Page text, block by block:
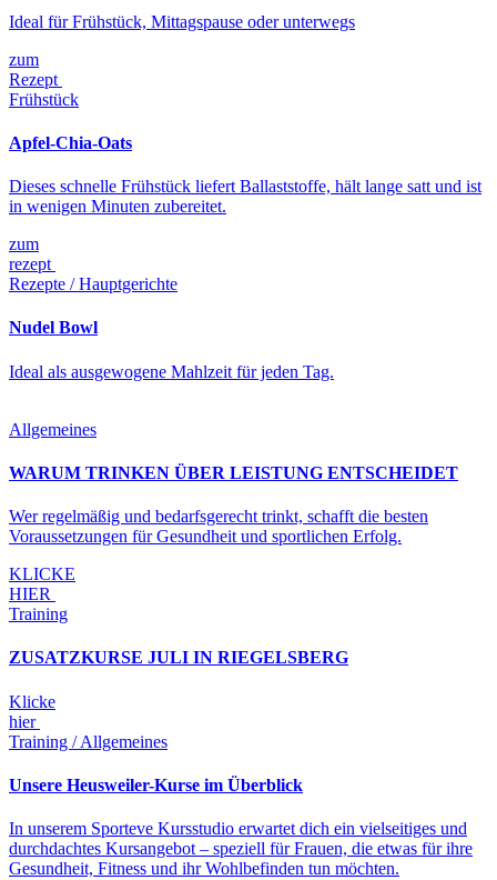
Ideal für Frühstück, Mittagspause oder unterwegs
zum
Rezept
Frühstück
Apfel-Chia-Oats
Dieses schnelle Frühstück liefert Ballaststoffe, hält lange satt und ist
in wenigen Minuten zubereitet.
zum
rezept
Rezepte / Hauptgerichte
Nudel Bowl
Ideal als ausgewogene Mahlzeit für jeden Tag.
Allgemeines
WARUM TRINKEN ÜBER LEISTUNG ENTSCHEIDET
Wer regelmäßig und bedarfsgerecht trinkt, schafft die besten
Voraussetzungen für Gesundheit und sportlichen Erfolg.
KLICKE
HIER
Training
ZUSATZKURSE JULI IN RIEGELSBERG
Klicke
hier
Training / Allgemeines
Unsere Heusweiler-Kurse im Überblick
In unserem Sporteve Kursstudio erwartet dich ein vielseitiges und
durchdachtes Kursangebot – speziell für Frauen, die etwas für ihre
Gesundheit, Fitness und ihr Wohlbefinden tun möchten.